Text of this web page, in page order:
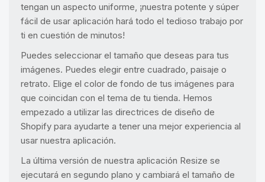
tengan un aspecto uniforme, ¡nuestra potente y súper
fácil de usar aplicación hará todo el tedioso trabajo por
ti en cuestión de minutos!
Puedes seleccionar el tamaño que deseas para tus
imágenes. Puedes elegir entre cuadrado, paisaje o
retrato. Elige el color de fondo de tus imágenes para
que coincidan con el tema de tu tienda. Hemos
empezado a utilizar las directrices de diseño de
Shopify para ayudarte a tener una mejor experiencia al
usar nuestra aplicación.
La última versión de nuestra aplicación Resize se
ejecutará en segundo plano y cambiará el tamaño de